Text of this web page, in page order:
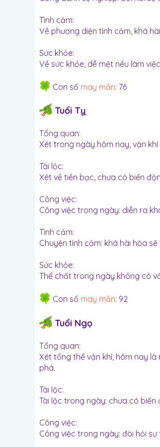
Tình cảm:
Về phương diện tình cảm, khá
Sức khỏe:
Về sức khỏe, dễ mệt nếu làm
Con số may mắn: 76
Tuổi Tỵ
Tổng quan:
Xét trong ngày hôm nay, vận
Tài lộc:
Xét về tiền bạc, chưa có biến
Công việc:
Công việc trong ngày: diễn ra
Tình cảm:
Chuyện tình cảm: khá hài hòa
Sức khỏe:
Thể chất trong ngày không có
Con số may mắn: 92
Tuổi Ngọ
Tổng quan:
Xét tổng thể vận khí, hôm nay
phá.
Tài lộc:
Tài lộc trong ngày: chưa có
Công việc:
Công việc trong ngày: đòi hỏi